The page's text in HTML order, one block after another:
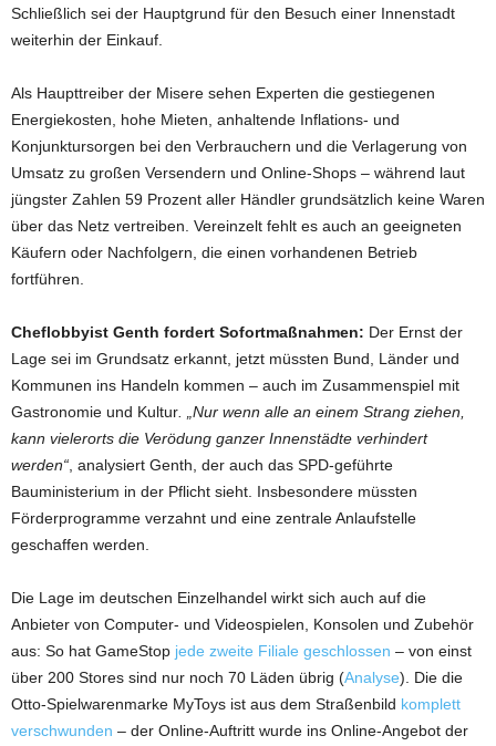
Schließlich sei der Hauptgrund für den Besuch einer Innenstadt
weiterhin der Einkauf.
Als Haupttreiber der Misere sehen Experten die gestiegenen
Energiekosten, hohe Mieten, anhaltende Inflations- und
Konjunktursorgen bei den Verbrauchern und die Verlagerung von
Umsatz zu großen Versendern und Online-Shops – während laut
jüngster Zahlen 59 Prozent aller Händler grundsätzlich keine Waren
über das Netz vertreiben. Vereinzelt fehlt es auch an geeigneten
Käufern oder Nachfolgern, die einen vorhandenen Betrieb
fortführen.
Cheflobbyist Genth fordert Sofortmaßnahmen: Der Ernst der
Lage sei im Grundsatz erkannt, jetzt müssten Bund, Länder und
Kommunen ins Handeln kommen – auch im Zusammenspiel mit
Gastronomie und Kultur . „Nur wenn alle an einem Strang ziehen,
kann vielerorts die Verödung ganzer Innenstädte verhindert
werden“ , analysiert Genth, der auch das SPD-geführte
Bauministerium in der Pflicht sieht. Insbesondere müssten
Förderprogramme verzahnt und eine zentrale Anlaufstelle
geschaffen werden.
Die Lage im deutschen Einzelhandel wirkt sich auch auf die
Anbieter von Computer- und Videospielen, Konsolen und Zubehör
aus: So hat GameStop jede zweite Filiale geschlossen – von einst
über 200 Stores sind nur noch 70 Läden übrig (Analyse). Die die
Otto-Spielwarenmarke MyToys ist aus dem Straßenbild komplett
verschwunden – der Online-Auftritt wurde ins Online-Angebot der